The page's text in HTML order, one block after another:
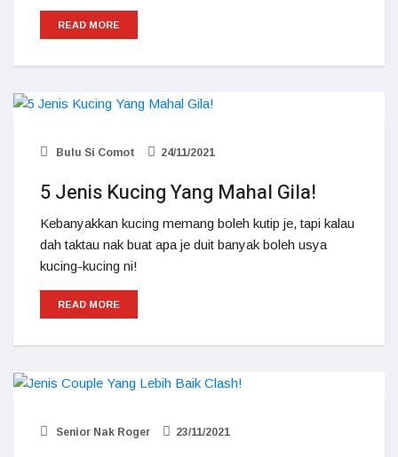
READ MORE
Bulu Si Comot 24/11/2021
5 Jenis Kucing Yang Mahal Gila!
Kebanyakkan kucing memang boleh kutip je, tapi kalau
dah taktau nak buat apa je duit banyak boleh usya
kucing-kucing ni!
READ MORE
Senior Nak Roger 23/11/2021